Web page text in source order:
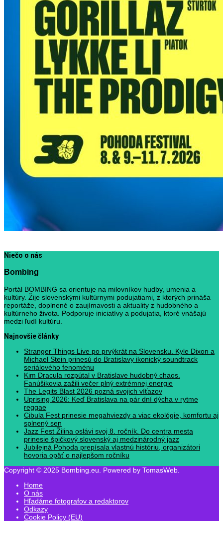
Niečo o nás
Bombing
Portál BOMBING sa orientuje na milovníkov hudby, umenia a
kultúry. Žije slovenskými kultúrnymi podujatiami, z ktorých prináša
reportáže, doplnené o zaujímavosti a aktuality z hudobného a
kultúrneho života. Podporuje iniciatívy a podujatia, ktoré vnášajú
medzi ľudí kultúru.
Najnovšie články
Stranger Things Live po prvýkrát na Slovensku. Kyle Dixon a
Michael Stein prinesú do Bratislavy ikonický soundtrack
seriálového fenoménu
Kim Dracula rozpútal v Bratislave hudobný chaos.
Fanúšikovia zažili večer plný extrémnej energie
The Legits Blast 2026 pozná svojich víťazov
Uprising 2026: Keď Bratislava na pár dní dýcha v rytme
reggae
Cibula Fest prinesie megahviezdy a viac ekológie, komfortu aj
splnený sen
Jazz Fest Žilina oslávi svoj 8. ročník. Do centra mesta
prinesie špičkový slovenský aj medzinárodný jazz
Jubilejná Pohoda prepísala vlastnú históriu, organizátori
hovoria opäť o najlepšom ročníku
Copyright © 2025 Bombing.eu. Powered by TomasWeb.
Home
O nás
Hľadáme fotografov a redaktorov
Odkazy
Cookie Policy (EU)